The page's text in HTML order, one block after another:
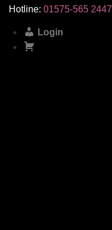
Skip
content
Hotline: 01575-565 2447
Login
Warenkorb